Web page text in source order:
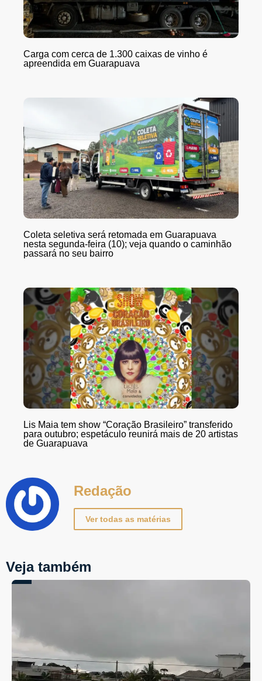
Carga com cerca de 1.300 caixas de vinho é
apreendida em Guarapuava
Coleta seletiva será retomada em Guarapuava
nesta segunda-feira (10); veja quando o caminhão
passará no seu bairro
Lis Maia tem show “Coração Brasileiro” transferido
para outubro; espetáculo reunirá mais de 20 artistas
de Guarapuava
Redação
Ver todas as matérias
Veja também